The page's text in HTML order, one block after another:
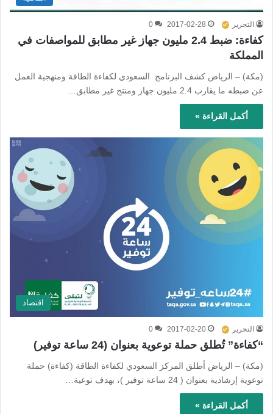
التحرير 2017-02-28
0
كفاءة: ضبط 2.4 مليون جهاز غير مطابق للمواصفات في
المملكة
(مكة) – الرياض كشف البرنامج السعودي لكفاءة الطاقة ومنهجية العمل
عن ضبطه ما يقارب 2.4 مليون جهاز ومنتج غير مطابق…
أكمل القراءة »
اقتصاد
التحرير 2017-02-20
0
“كفاءة” تُطلق حملة توعوية بعنوان (24 ساعة توفير)
(مكة) – الرياض أطلق المركز السعودي لكفاءة الطاقة (كفاءة) حملة
توعوية إرشادية بعنوان ( 24 ساعة توفير )، بهدف توعية…
أكمل القراءة »